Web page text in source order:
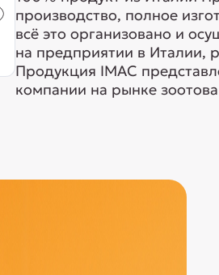
производство, полное
всё это организовано и
на предприятии в Италии,
Продукция IMAC
компании на рынке